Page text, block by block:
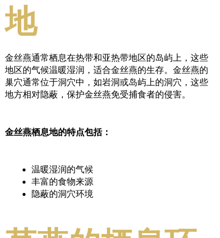
地
金丝燕通常栖息在热带和亚热带地区的岛屿上，这些
地区的气候温暖湿润，适合金丝燕的生存。金丝燕的
巢穴通常位于洞穴中，如岩洞或岛屿上的洞穴，这些
地方相对隐蔽，保护金丝燕免受捕食者的侵害。
金丝燕栖息地的特点包括：
温暖湿润的气候
丰富的食物来源
隐蔽的洞穴环境